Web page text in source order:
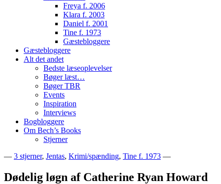
Freya f. 2006
Klara f. 2003
Daniel f. 2001
Tine f. 1973
Gæstebloggere
Gæstebloggere
Alt det andet
Bedste læseoplevelser
Bøger læst…
Bøger TBR
Events
Inspiration
Interviews
Bogbloggere
Om Bech’s Books
Stjerner
Bech's Books
— 3 stjerner, Jentas, Krimi/spænding, Tine f. 1973 —
Dødelig løgn af Catherine Ryan Howard